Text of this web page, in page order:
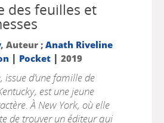
des feuilles et
, Auteur ; Anath Riveline
| Pocket| 2019
d’une famille de
est une jeune
À New York, où elle
de trouver un éditeur qui